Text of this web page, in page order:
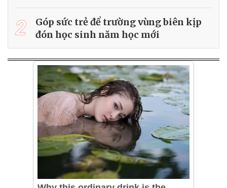
2
Góp sức trẻ để trường vùng biên kịp
đón học sinh năm học mới